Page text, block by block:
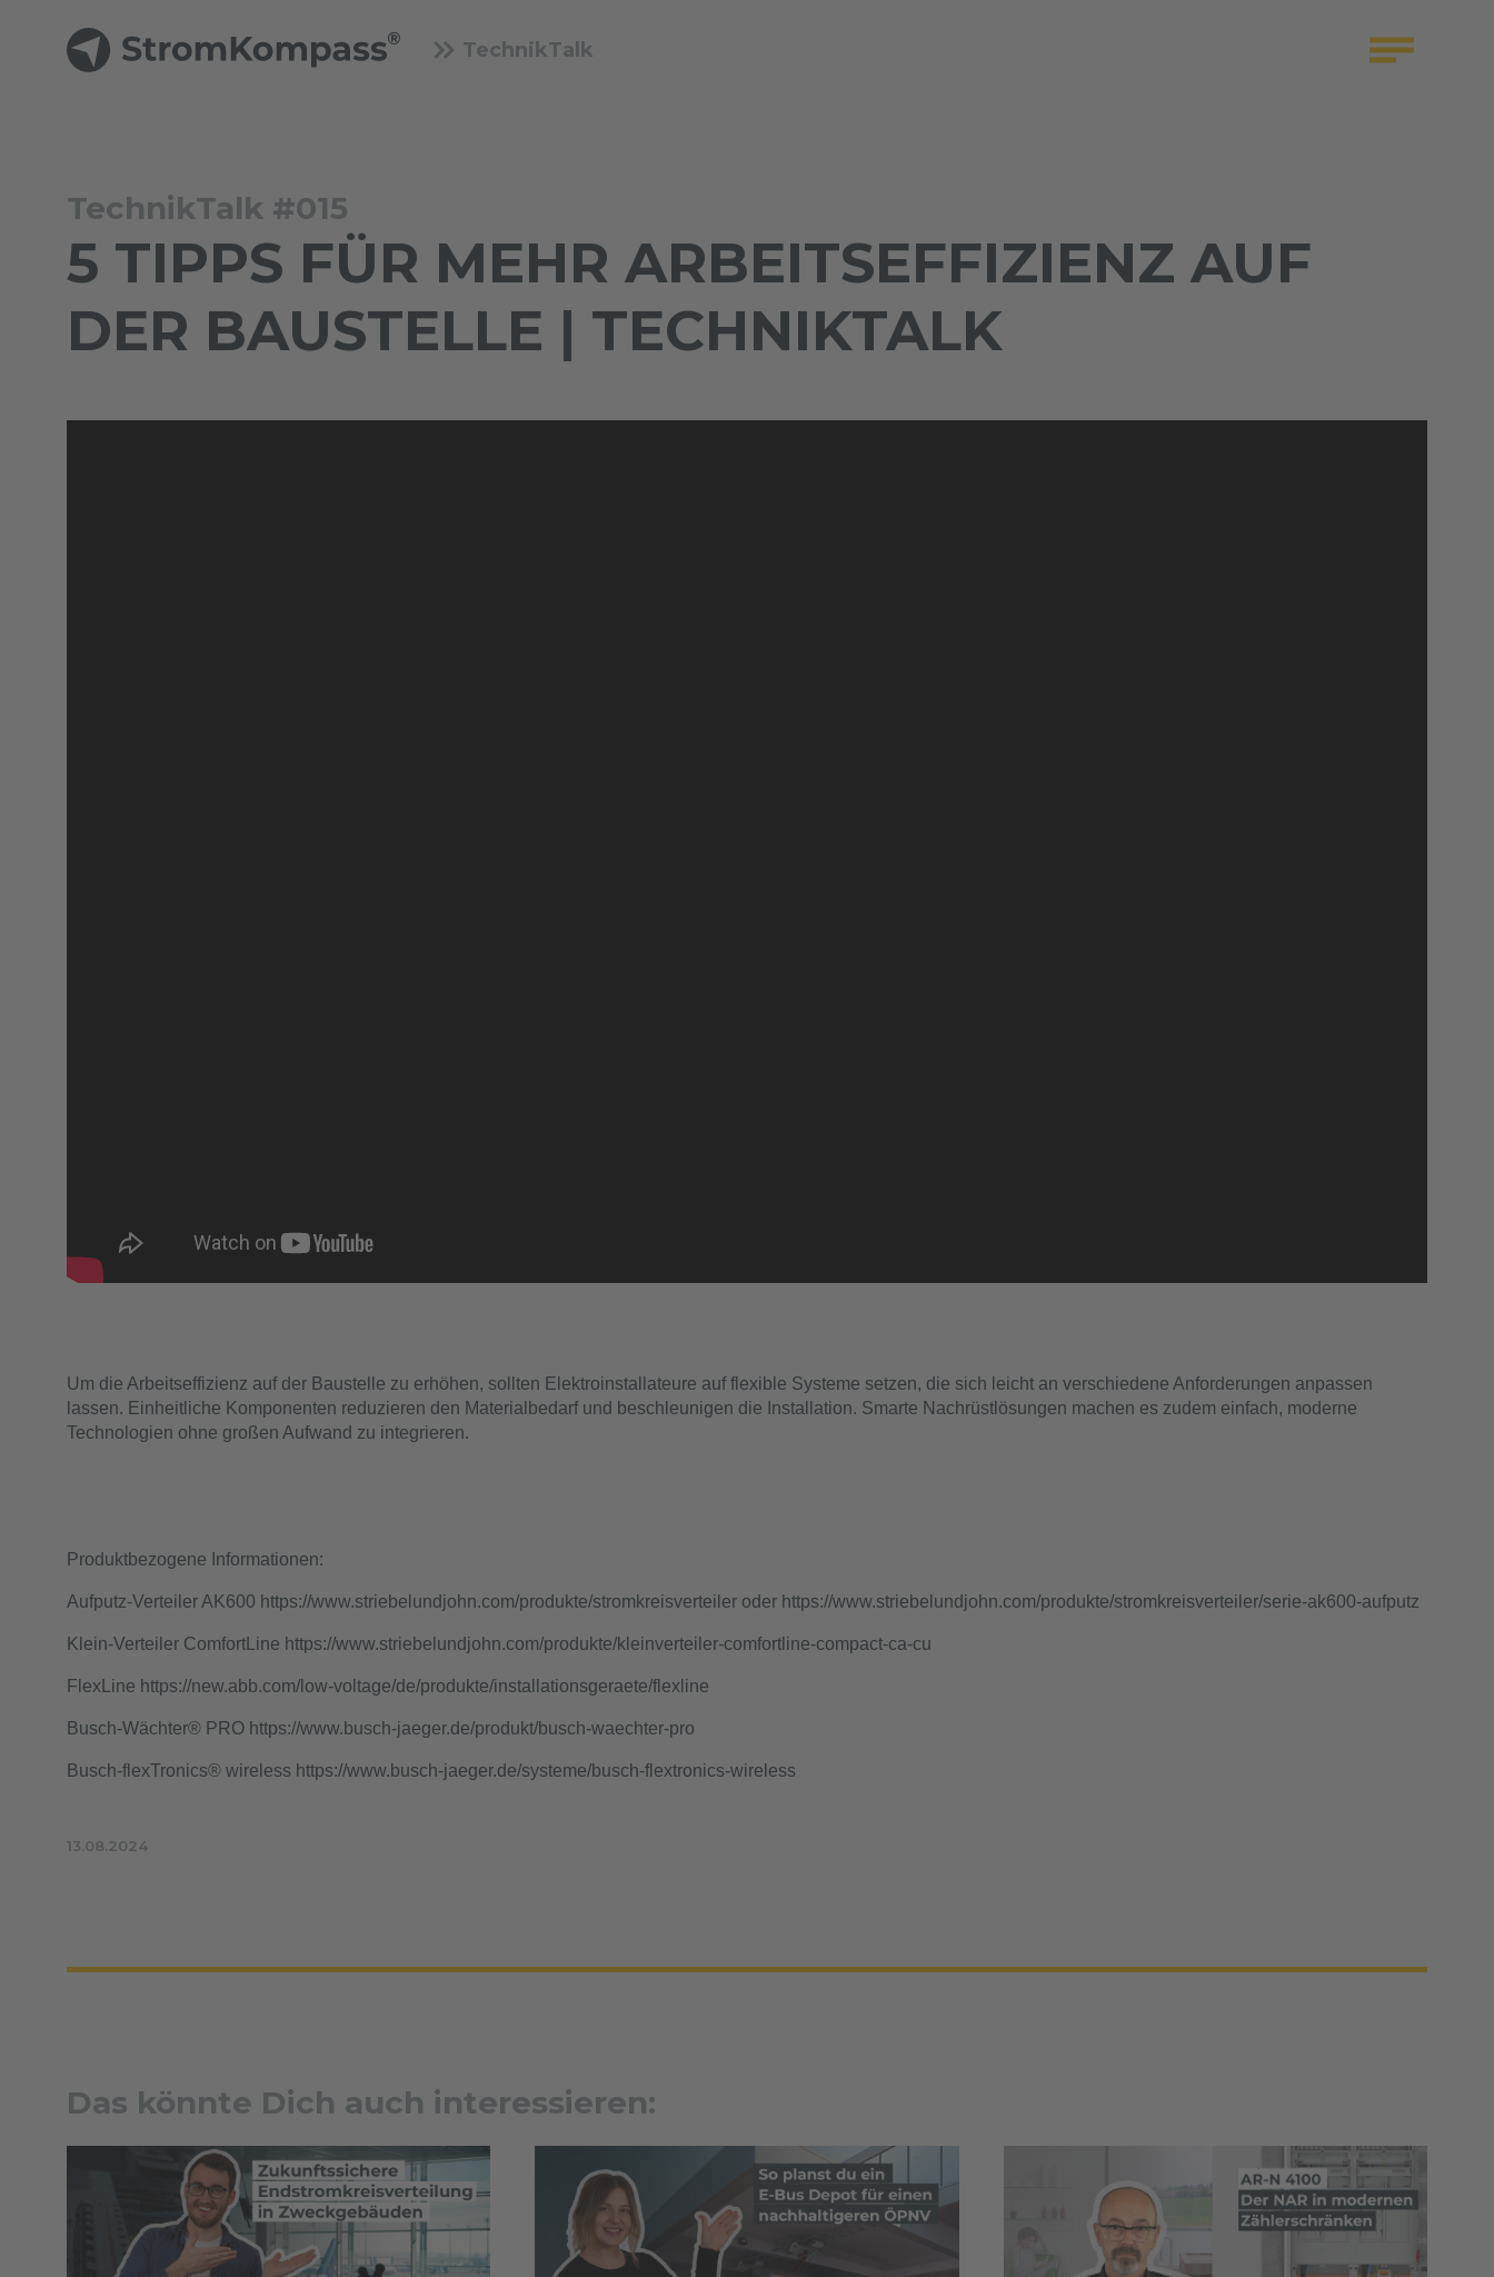
TechnikTalk
TechnikTalk #015
5 TIPPS FÜR MEHR ARBEITSEFFIZIENZ AUF
DER BAUSTELLE | TECHNIKTALK
Um die Arbeitseffizienz auf der Baustelle zu erhöhen, sollten Elektroinstallateure auf flexible Systeme setzen, die sich leicht an verschiedene Anforderungen anpassen
lassen. Einheitliche Komponenten reduzieren den Materialbedarf und beschleunigen die Installation. Smarte Nachrüstlösungen machen es zudem einfach, moderne
Technologien ohne großen Aufwand zu integrieren.
Produktbezogene Informationen:
Aufputz-Verteiler AK600 https://www.striebelundjohn.com/produkte/stromkreisverteiler oder https://www.striebelundjohn.com/produkte/stromkreisverteiler/serie-ak600-aufputz
Klein-Verteiler ComfortLine https://www.striebelundjohn.com/produkte/kleinverteiler-comfortline-compact-ca-cu
FlexLine https://new.abb.com/low-voltage/de/produkte/installationsgeraete/flexline
Busch-Wächter® PRO https://www.busch-jaeger.de/produkt/busch-waechter-pro
Busch-flexTronics® wireless https://www.busch-jaeger.de/systeme/busch-flextronics-wireless
13.08.2024
Das könnte Dich auch interessieren: